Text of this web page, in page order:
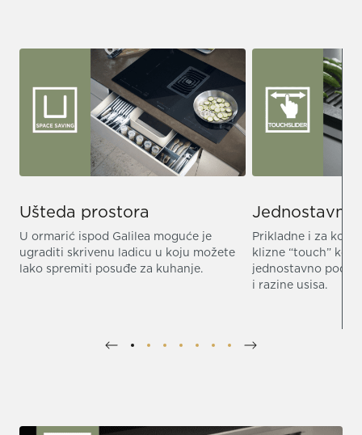
Ušteda prostora
U ormarić ispod Galilea moguće je
ugraditi skrivenu ladicu u koju možete
lako spremiti posuđe za kuhanje.
Prikladne i za
klizne “touch”
jednostavno
i razine usisa.